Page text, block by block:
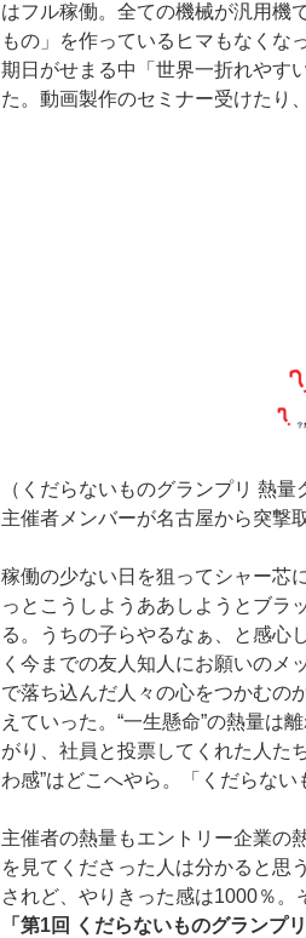
はフル稼働。全ての機械が汎用機
もの」を作っているヒマもなくな
期日がせまる中「世界一折れやす
た。動画製作のセミナー受けたり
（くだらないものグランプリ 熱量
主催者メンバーが名古屋から突撃
稼働の少ない日を狙ってシャー芯
っとこうしようああしようとブラ
る。うちの子らやるなぁ、と感心
く今までの友人知人にお願いのメ
で落ち込んだ人々の心をつかむの
えていった。“一生懸命”の熱量は
がり、社員と投票してくれた人た
わ感”はどこへやら。「くだらない
主催者の熱量もエントリー企業の
を見てくださった人は分かると思
されど、やりきった感は1000％。
「第1回 くだらないものグランプリ